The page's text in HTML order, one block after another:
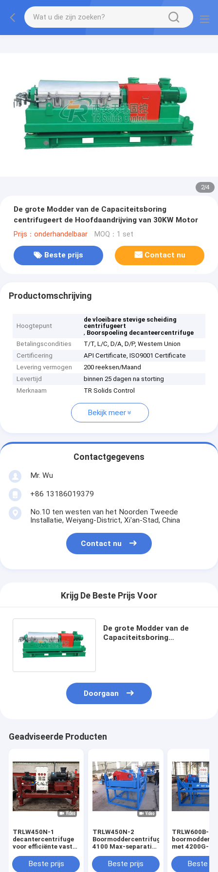
2/4
De grote Modder van de Capaciteitsboring
centrifugeert de Hoofdaandrijving van 30KW Motor
Prijs：onderhandelbaar MOQ：1 set
Beste prijs Contact nu
Productomschrijving
Hoogtepunt
de vloeibare stevige scheiding
centrifugeert
, Boorspoeling decanteercentrifuge
Betalingscondities
T/T, L/C, D/A, D/P, Western Union
Certificering
API Certificate, ISO9001 Certificate
Levering vermogen
200 reeksen/Maand
Levertijd
binnen 25 dagen na storting
Merknaam
TR Solids Control
Bekijk meer
Contactgegevens
Mr. Wu
+86 13186019379
No.10 ten westen van het Noorden Tweede
Installatie, Weiyang-District, Xi'an-Stad, China
Contact nu
Krijg De Beste Prijs Voor
De grote Modder van de
Capaciteitsboring
Doorgaan
Geadviseerde Producten
TRLW450N-1
decantercentrifuge
voor efficiënte vaste
Beste prijs
TRLW450N-2
Boormoddercentrifuge,
4100 Max-separatie,
snelheid, 55 kW
vermogen
Beste prijs
TRLW600B-1
met 4200G-
capaciteit
Beste